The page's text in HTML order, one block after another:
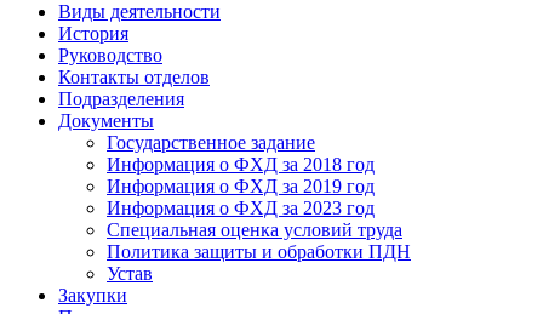
Виды деятельности
История
Руководство
Контакты отделов
Подразделения
Документы
Государственное задание
Информация о ФХД за 2018 год
Информация о ФХД за 2019 год
Информация о ФХД за 2023 год
Специальная оценка условий труда
Политика защиты и обработки ПДН
Устав
Закупки